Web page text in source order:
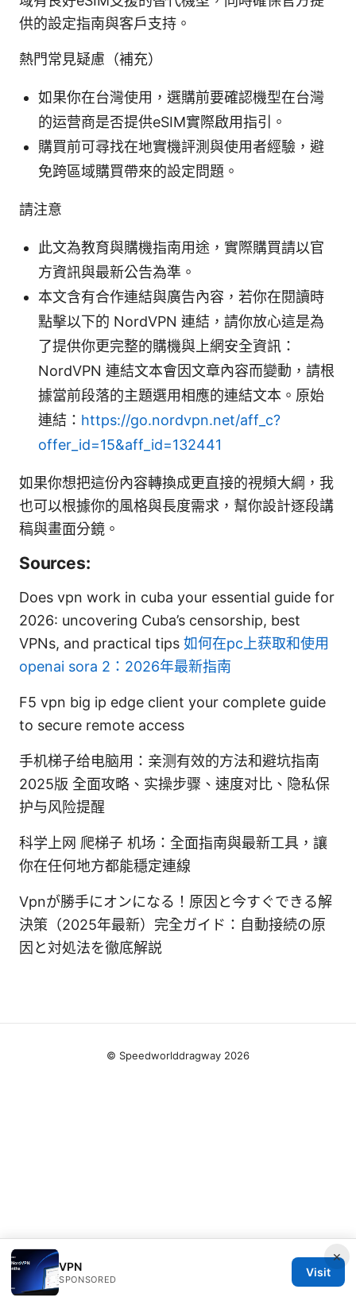
供的設定指南與客戶支持。
熱門常見疑慮（補充）
如果你在台灣使用，選購前要確認機型在台灣
的运营商是否提供eSIM實際啟用指引。
購買前可尋找在地實機評測與使用者經驗，避
免跨區域購買帶來的設定問題。
請注意
此文為教育與購機指南用途，實際購買請以官
方資訊與最新公告為準。
本文含有合作連結與廣告內容，若你在閱讀時
點擊以下的 NordVPN 連結，請你放心這是為
了提供你更完整的購機與上網安全資訊：
NordVPN 連結文本會因文章內容而變動，請根
據當前段落的主題選用相應的連結文本。原始
連結： https://go.nordvpn.net/aff_c?
offer_id=15&aff_id=132441
如果你想把這份內容轉換成更直接的視頻大綱，我
也可以根據你的風格與長度需求，幫你設計逐段講
稿與畫面分鏡。
Sources:
Does vpn work in cuba your essential guide for
2026: uncovering Cuba’s censorship, best
VPNs, and practical tips 如何在pc上获取和使用
openai sora 2：2026年最新指南
F5 vpn big ip edge client your complete guide
to secure remote access
手机梯子给电脑用：亲测有效的方法和避坑指南
2025版 全面攻略、实操步骤、速度对比、隐私保
护与风险提醒
科学上网 爬梯子 机场：全面指南與最新工具，讓
你在任何地方都能穩定連線
Vpnが勝手にオンになる！原因と今すぐできる解
決策（2025年最新）完全ガイド：自動接続の原
因と対処法を徹底解説
×
VPN
SPONSORED
Visit
© Speedworlddragway 2026